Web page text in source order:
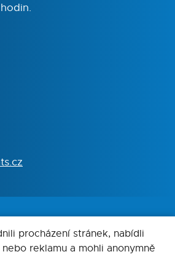
© GeneProof a.s. 2026
procházení stránek, nabídli
reklamu a mohli anonymně